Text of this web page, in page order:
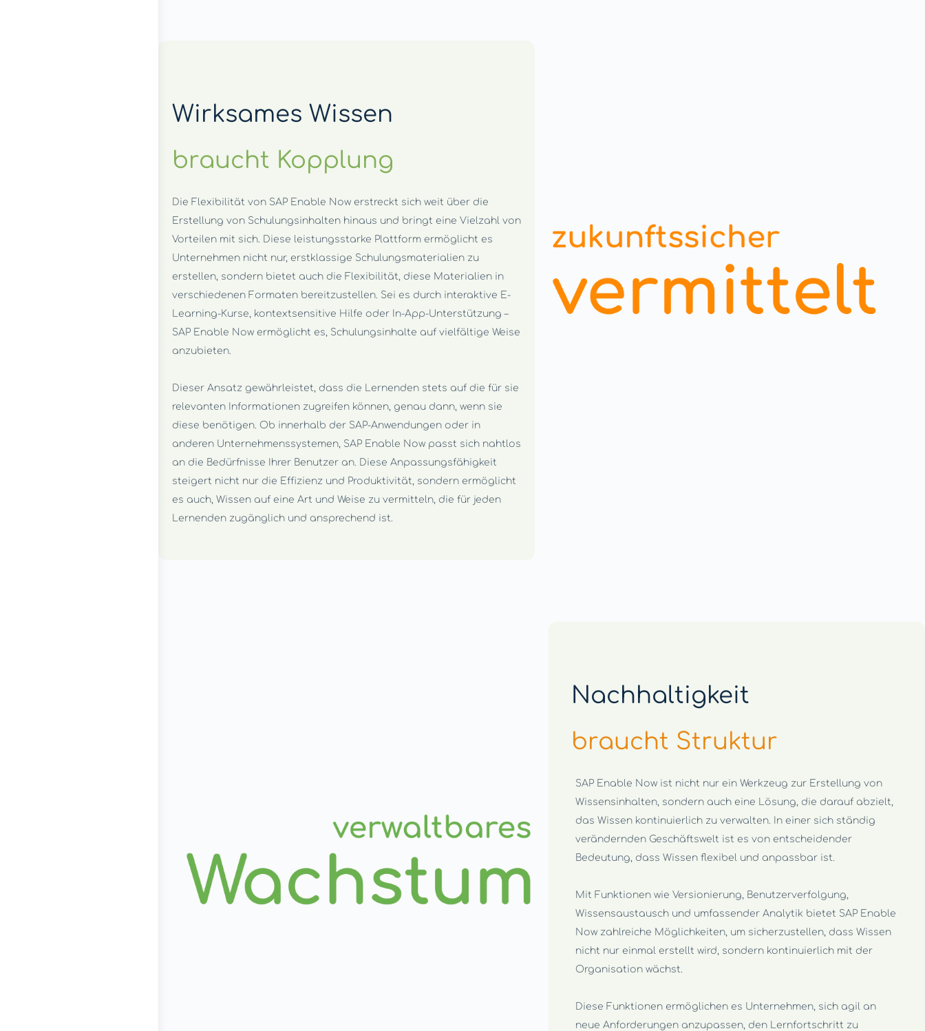
Wirksames Wissen
braucht Kopplung
Die Flexibilität von SAP Enable Now erstreckt sich weit über die
Erstellung von Schulungsinhalten hinaus und bringt eine Vielzahl von
Vorteilen mit sich. Diese leistungsstarke Plattform ermöglicht es
Unternehmen nicht nur, erstklassige Schulungsmaterialien zu
erstellen, sondern bietet auch die Flexibilität, diese Materialien in
verschiedenen Formaten bereitzustellen. Sei es durch interaktive E-
Learning-Kurse, kontextsensitive Hilfe oder In-App-Unterstützung –
SAP Enable Now ermöglicht es, Schulungsinhalte auf vielfältige Weise
anzubieten.
Dieser Ansatz gewährleistet, dass die Lernenden stets auf die für sie
relevanten Informationen zugreifen können, genau dann, wenn sie
diese benötigen. Ob innerhalb der SAP-Anwendungen oder in
anderen Unternehmenssystemen, SAP Enable Now passt sich nahtlos
an die Bedürfnisse Ihrer Benutzer an. Diese Anpassungsfähigkeit
steigert nicht nur die Effizienz und Produktivität, sondern ermöglicht
es auch, Wissen auf eine Art und Weise zu vermitteln, die für jeden
Lernenden zugänglich und ansprechend ist.
Nachhaltigkeit
braucht Struktur
SAP Enable Now ist nicht nur ein Werkzeug zur Erstellung von
Wissensinhalten, sondern auch eine Lösung, die darauf abzielt,
das Wissen kontinuierlich zu verwalten. In einer sich ständig
verändernden Geschäftswelt ist es von entscheidender
Bedeutung, dass Wissen flexibel und anpassbar ist.
Mit Funktionen wie Versionierung, Benutzerverfolgung,
Wissensaustausch und umfassender Analytik bietet SAP Enable
Now zahlreiche Möglichkeiten, um sicherzustellen, dass Wissen
nicht nur einmal erstellt wird, sondern kontinuierlich mit der
Organisation wächst.
Diese Funktionen ermöglichen es Unternehmen, sich agil an
neue Anforderungen anzupassen, den Lernfortschritt zu